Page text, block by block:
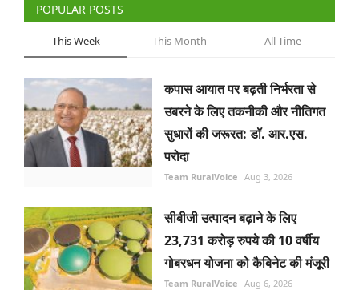
POPULAR POSTS
This Week This Month All Time
कपास आयात पर बढ़ती निर्भरता से
उबरने के लिए तकनीकी और नीतिगत
सुधारों की जरूरत: डॉ. आर.एस.
परोदा
Team RuralVoice Aug 3, 2026
सीबीजी उत्पादन बढ़ाने के लिए
23,731 करोड़ रुपये की 10 वर्षीय
गोबरधन योजना को कैबिनेट की मंजूरी
Team RuralVoice Aug 6, 2026